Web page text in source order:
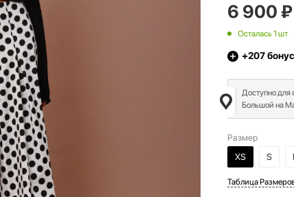
6 900₽
Осталась 1 шт
+207
Доступно для
Большой на
Размер
XS
S
Таблица